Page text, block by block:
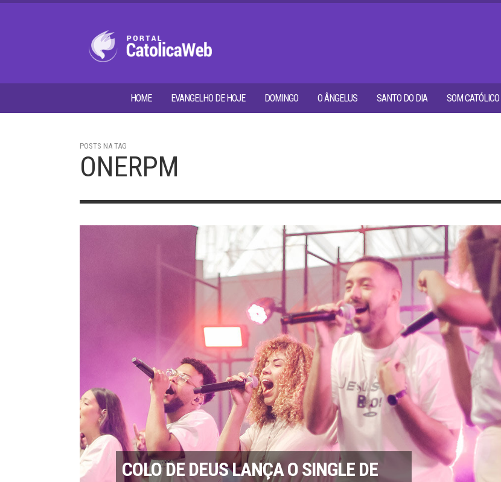
HOME EVANGELHO DE HOJE DOMINGO O ÂNGELUS SANTO DO DIA SOM CATÓLICO
POSTS NA TAG
ONERPM
COLO DE DEUS LANÇA O SINGLE DE